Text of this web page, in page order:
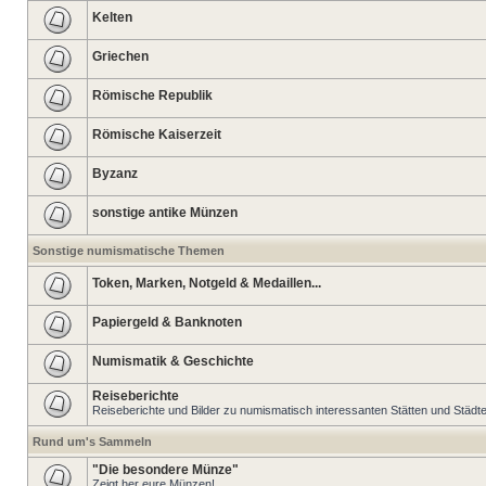
Kelten
Griechen
Römische Republik
Römische Kaiserzeit
Byzanz
sonstige antike Münzen
Sonstige numismatische Themen
Token, Marken, Notgeld & Medaillen...
Papiergeld & Banknoten
Numismatik & Geschichte
Reiseberichte
Reiseberichte und Bilder zu numismatisch interessanten Stätten und
Rund um's Sammeln
"Die besondere Münze"